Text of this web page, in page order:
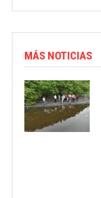
MÁS NOTICIAS